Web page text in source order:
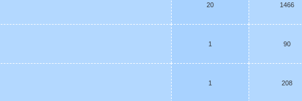
20
1466
1
90
1
208